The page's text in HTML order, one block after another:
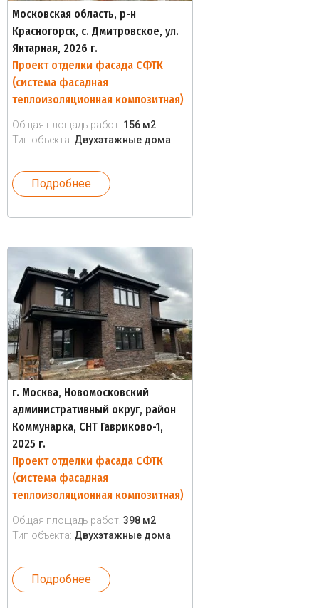
Московская область, р-н
Красногорск, с. Дмитровское, ул.
Янтарная, 2026 г.
Проект отделки фасада СФТК
(система фасадная
теплоизоляционная композитная)
Общая площадь работ: 156 м2
Тип объекта: Двухэтажные дома
Подробнее
г. Москва, Новомосковский
административный округ, район
Коммунарка, СНТ Гавриково-1,
2025 г.
Проект отделки фасада СФТК
(система фасадная
теплоизоляционная композитная)
Общая площадь работ: 398 м2
Тип объекта: Двухэтажные дома
Подробнее